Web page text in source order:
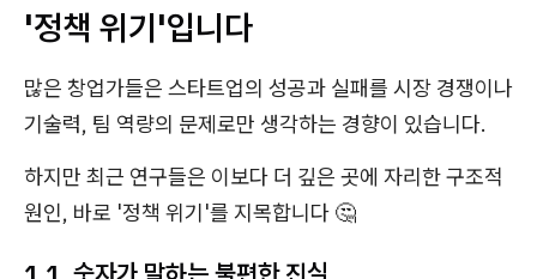
'정책 위기'입니다
많은 창업가들은 스타트업의 성공과 실패를 시장 경쟁이나
기술력, 팀 역량의 문제로만 생각하는 경향이 있습니다.
하지만 최근 연구들은 이보다 더 깊은 곳에 자리한 구조적
원인, 바로 '정책 위기'를 지목합니다 🤔